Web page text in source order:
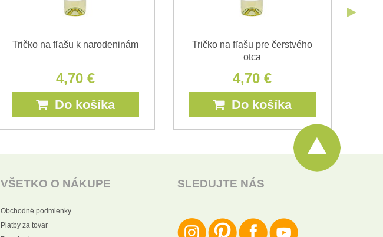
Tričko na fľašu k narodeninám
4,70 €
Do košíka
Tričko na fľašu pre čerstvého
otca
4,70 €
Do košíka
VŠETKO O NÁKUPE
Obchodné podmienky
Platby za tovar
SLEDUJTE NÁS